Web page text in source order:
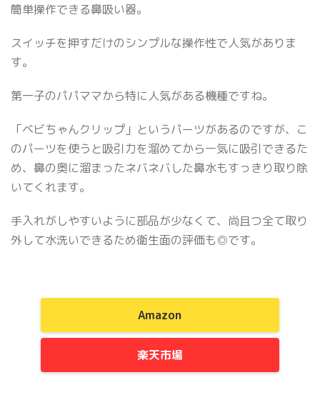
簡単操作できる鼻吸い器。
スイッチを押すだけのシンプルな操作性で人気がありま
す。
第一子のパパママから特に人気がある機種ですね。
「ベビちゃんクリップ」というパーツがあるのですが、こ
のパーツを使うと吸引力を溜めてから一気に吸引できるた
め、鼻の奥に溜まったネバネバした鼻水もすっきり取り除
いてくれます。
手入れがしやすいように部品が少なくて、尚且つ全て取り
外して水洗いできるため衛生面の評価も◎です。
Amazon
楽天市場